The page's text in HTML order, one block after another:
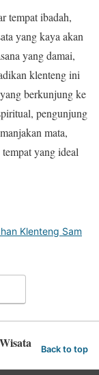
tempat ibadah,
yang kaya akan
yang damai,
klenteng ini
berkunjung ke
pengunjung
mata,
yang ideal
Klenteng Sam
Back to top